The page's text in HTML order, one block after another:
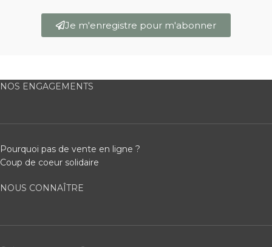
Je m'enregistre pour m'abonner
NOS ENGAGEMENTS
Pourquoi pas de vente en ligne ?
Coup de coeur solidaire
NOUS CONNAÎTRE